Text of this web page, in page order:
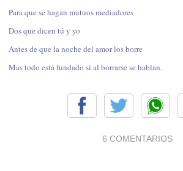
Para que se hagan mutuos mediadores
Dos que dicen tú y yo
Antes de que la noche del amor los borre
Mas todo está fundado si al borrarse se hablan.
6 COMENTARIOS